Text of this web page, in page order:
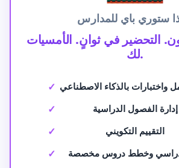
ستوري باي للمدارس
التحضير في ثوانٍ. الأمسيات
لك.
واختبارات بالذكاء الاصطناعي
إدارة الفصول الدراسية
التقييم التكويني
وخطط دروس مخصصة